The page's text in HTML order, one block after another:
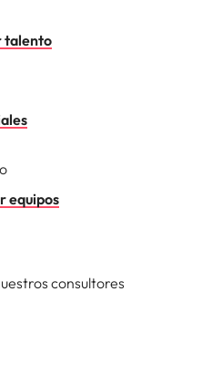
talento
equipos
consultores